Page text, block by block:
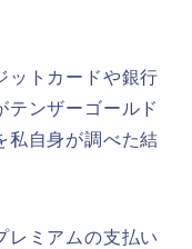
ットカードや銀行
テンザーゴールド
私自身が調べた結
レミアムの支払い